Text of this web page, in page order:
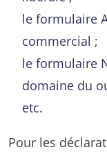
le formulaire
commercial ;
le formulaire
domaine du
etc.
Pour les